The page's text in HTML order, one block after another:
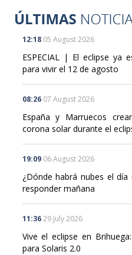
12:18 05 August 2026
ESPECIAL | El eclipse ya
para vivir el 12 de agosto
08:26 07 August 2026
España y Marruecos
corona solar durante el
19:09 06 August 2026
¿Dónde habrá nubes el día
responder mañana
11:36 29 July 2026
Vive el eclipse en
para Solaris 2.0